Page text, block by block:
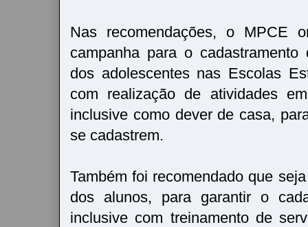
Nas recomendações, o MPCE
campanha para o
dos adolescentes nas Escolas
com realização de atividades
inclusive como dever de casa,
se cadastrem.
Também foi recomendado que
dos alunos, para garantir o
inclusive com treinamento de